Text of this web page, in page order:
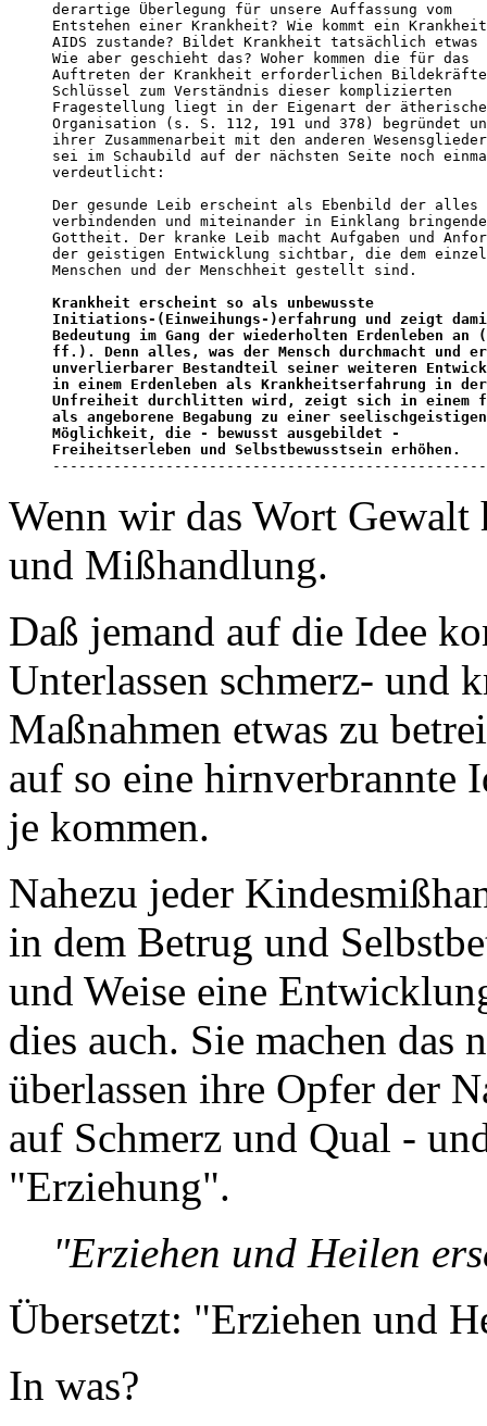
derartige Überlegung für unsere Auffassung vom
Entstehen einer Krankheit? Wie kommt ein
AIDS zustande? Bildet Krankheit tatsächlich
Wie aber geschieht das? Woher kommen die für das
Auftreten der Krankheit erforderlichen
Schlüssel zum Verständnis dieser komplizierten
Fragestellung liegt in der Eigenart der
Organisation (s. S. 112, 191 und 378) begründet
ihrer Zusammenarbeit mit den anderen
sei im Schaubild auf der nächsten Seite noch
verdeutlicht:
Der gesunde Leib erscheint als Ebenbild der alles
verbindenden und miteinander in Einklang
Gottheit. Der kranke Leib macht Aufgaben und
der geistigen Entwicklung sichtbar, die dem
Menschen und der Menschheit gestellt sind.
Krankheit erscheint so als unbewusste
Initiations-(Einweihungs-)erfahrung und zeigt
Bedeutung im Gang der wiederholten Erdenleben
ff.). Denn alles, was der Mensch durchmacht
unverlierbarer Bestandteil seiner weiteren
in einem Erdenleben als Krankheitserfahrung in
Unfreiheit durchlitten wird, zeigt sich in einem
als angeborene Begabung zu einer
Möglichkeit, die - bewusst ausgebildet -
Freiheitserleben und Selbstbewusstsein erhöhen.
Wenn wir das Wort Gewalt
und Mißhandlung.
Daß jemand auf die Idee
Unterlassen schmerz- und
Maßnahmen etwas zu
auf so eine hirnverbrannte
je kommen.
Nahezu jeder
in dem Betrug und
und Weise eine
dies auch. Sie machen
überlassen ihre Opfer der
auf Schmerz und Qual -
"Erziehung".
"Erziehen und Heilen
Übersetzt: "Erziehen und
In was?